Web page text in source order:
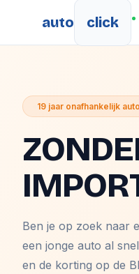
auto click
19 jaar onafhankelijk
Ben je op zoek naar
een jonge auto al
en de korting op de